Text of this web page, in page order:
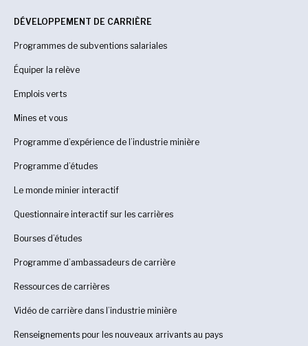
DÉVELOPPEMENT DE CARRIÈRE
Programmes de subventions salariales
Équiper la relève
Emplois verts
Mines et vous
Programme d’expérience de l’industrie minière
Programme d’études
Le monde minier interactif
Questionnaire interactif sur les carrières
Bourses d’études
Programme d’ambassadeurs de carrière
Ressources de carrières
Vidéo de carrière dans l’industrie minière
Renseignements pour les nouveaux arrivants au pays